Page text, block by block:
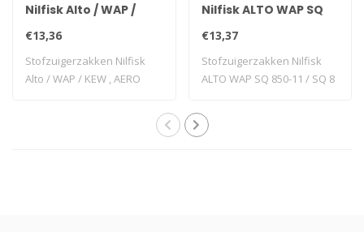
Nilfisk Alto / WAP /
KEW , AERO 20/25 - 5
stuks
€13,36
Stofzuigerzakken Nilfisk
Alto / WAP / KEW , AERO
Nilfisk ALTO WAP SQ
850-11 / SQ 8 - 3 stuks
€13,37
Stofzuigerzakken Nilfisk
ALTO WAP SQ 850-11 / SQ 8